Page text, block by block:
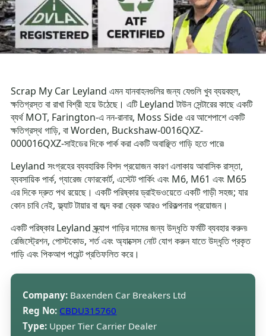
Scrap My Car Leyland এমন যানবাহনগুলির জন্য যেগুলি খুব ব্যয়বহুল,
ক্ষতিগ্রস্ত বা রাখা বিশ্রী হয়ে উঠেছে। এটি Leyland টাউন সেন্টারের কাছে একটি
ব্যর্থ MOT, Farington-এ নন-রানার, Moss Side এর আশেপাশে একটি
ক্ষতিগ্রস্থ গাড়ি, বা Worden, Buckshaw-0016QXZ-
000016QXZ-সাইডের দিকে পার্ক করা একটি অবাঞ্ছিত গাড়ি হতে পারে৷
Leyland সংগ্রহের ব্যবহারিক বিশদ প্রয়োজন কারণ এলাকায় আবাসিক রাস্তা,
ব্যবসায়িক পার্ক, গ্যারেজ ফোরকোর্ট, এস্টেট পার্কিং এবং M6, M61 এবং M65
এর দিকে দ্রুত পথ রয়েছে। একটি পরিষ্কার ড্রাইভওয়েতে একটি গাড়ী সহজ; যার
কোন চাবি নেই, ফ্ল্যাট টায়ার বা জব্দ করা ব্রেক আরও পরিকল্পনার প্রয়োজন।
একটি পরিষ্কার Leyland স্ক্র্যাপ গাড়ির দামের জন্য উদ্ধৃতি ফর্মটি ব্যবহার করুন৷
রেজিস্ট্রেশন, পোস্টকোড, শর্ত এবং অ্যাক্সেস নোট যোগ করুন যাতে উদ্ধৃতি প্রকৃত
গাড়ি এবং পিকআপ পয়েন্ট প্রতিফলিত করে।
Company: Baxenden Car Breakers Ltd
Reg No: CBDU315760
Type: Upper Tier Carrier Dealer